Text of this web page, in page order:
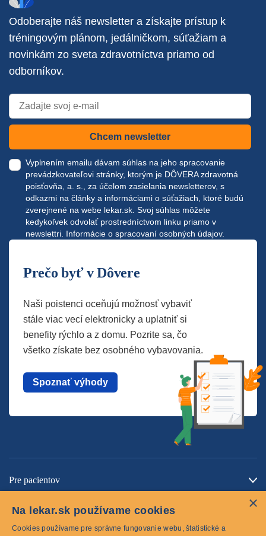
Odoberajte náš newsletter a získajte prístup k
tréningovým plánom, jedálničkom, súťažiam a
novinkám zo sveta zdravotníctva priamo od
odborníkov.
Chcem newsletter
Vyplnením emailu dávam súhlas na jeho spracovanie
prevádzkovateľovi stránky, ktorým je DÔVERA zdravotná
poisťovňa, a. s., za účelom zasielania newsletterov, s
odkazmi na články a informáciami o súťažiach, ktoré budú
zverejnené na webe lekar.sk . Svoj súhlas môžete
kedykoľvek odvolať prostredníctvom linku priamo v
newslettri. Informácie o spracovaní osobných údajov.
Prečo byť v Dôvere
Naši poistenci oceňujú možnosť vybaviť
stále viac vecí elektronicky a uplatniť si
benefity rýchlo a z domu. Pozrite sa, čo
všetko získate bez osobného vybavovania.
Spoznať výhody
Pre pacientov
×
Na lekar.sk používame cookies
Cookies používame pre správne fungovanie webu, štatistické a